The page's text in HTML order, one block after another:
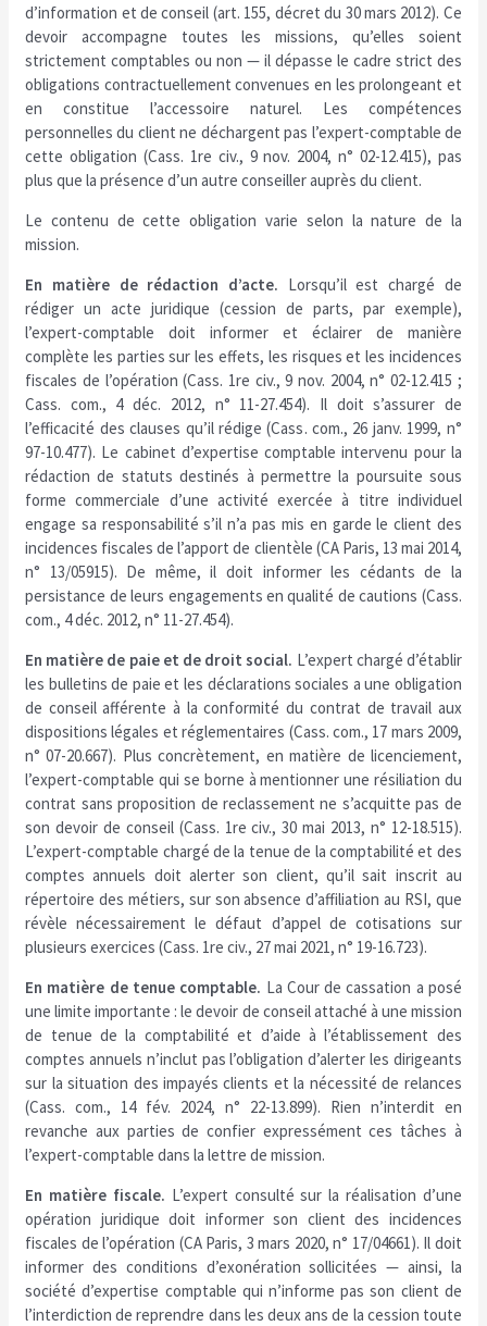
d’information et de conseil (art. 155, décret du 30 mars 2012). Ce
devoir accompagne toutes les missions, qu’elles soient
strictement comptables ou non — il dépasse le cadre strict des
obligations contractuellement convenues en les prolongeant et
en constitue l’accessoire naturel. Les compétences
personnelles du client ne déchargent pas l’expert-comptable de
cette obligation (Cass. 1re civ., 9 nov. 2004, n° 02-12.415), pas
plus que la présence d’un autre conseiller auprès du client.
Le contenu de cette obligation varie selon la nature de la
mission.
En matière de rédaction d’acte. Lorsqu’il est chargé de
rédiger un acte juridique (cession de parts, par exemple),
l’expert-comptable doit informer et éclairer de manière
complète les parties sur les effets, les risques et les incidences
fiscales de l’opération (Cass. 1re civ., 9 nov. 2004, n° 02-12.415 ;
Cass. com., 4 déc. 2012, n° 11-27.454). Il doit s’assurer de
l’efficacité des clauses qu’il rédige (Cass. com., 26 janv. 1999, n°
97-10.477). Le cabinet d’expertise comptable intervenu pour la
rédaction de statuts destinés à permettre la poursuite sous
forme commerciale d’une activité exercée à titre individuel
engage sa responsabilité s’il n’a pas mis en garde le client des
incidences fiscales de l’apport de clientèle (CA Paris, 13 mai 2014,
n° 13/05915). De même, il doit informer les cédants de la
persistance de leurs engagements en qualité de cautions (Cass.
com., 4 déc. 2012, n° 11-27.454).
En matière de paie et de droit social. L’expert chargé d’établir
les bulletins de paie et les déclarations sociales a une obligation
de conseil afférente à la conformité du contrat de travail aux
dispositions légales et réglementaires (Cass. com., 17 mars 2009,
n° 07-20.667). Plus concrètement, en matière de licenciement,
l’expert-comptable qui se borne à mentionner une résiliation du
contrat sans proposition de reclassement ne s’acquitte pas de
son devoir de conseil (Cass. 1re civ., 30 mai 2013, n° 12-18.515).
L’expert-comptable chargé de la tenue de la comptabilité et des
comptes annuels doit alerter son client, qu’il sait inscrit au
répertoire des métiers, sur son absence d’affiliation au RSI, que
révèle nécessairement le défaut d’appel de cotisations sur
plusieurs exercices (Cass. 1re civ., 27 mai 2021, n° 19-16.723).
En matière de tenue comptable. La Cour de cassation a posé
une limite importante : le devoir de conseil attaché à une mission
de tenue de la comptabilité et d’aide à l’établissement des
comptes annuels n’inclut pas l’obligation d’alerter les dirigeants
sur la situation des impayés clients et la nécessité de relances
(Cass. com., 14 fév. 2024, n° 22-13.899). Rien n’interdit en
revanche aux parties de confier expressément ces tâches à
l’expert-comptable dans la lettre de mission.
En matière fiscale. L’expert consulté sur la réalisation d’une
opération juridique doit informer son client des incidences
fiscales de l’opération (CA Paris, 3 mars 2020, n° 17/04661). Il doit
informer des conditions d’exonération sollicitées — ainsi, la
société d’expertise comptable qui n’informe pas son client de
l’interdiction de reprendre dans les deux ans de la cession toute